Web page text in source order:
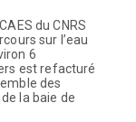
du CNRS
sur l’eau
6
est refacturé
des
la baie de